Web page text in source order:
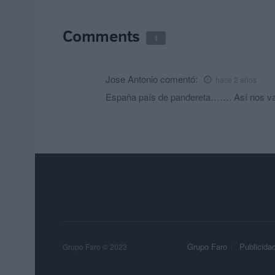
Comments 1
Jose Antonio comentó: hace 2 años
España país de pandereta……. Así nos
Grupo Faro Publicidad
Grupo Faro © 2023